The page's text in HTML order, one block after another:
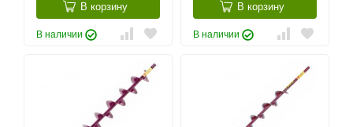
В корзину
В наличии
В корзину
В наличии